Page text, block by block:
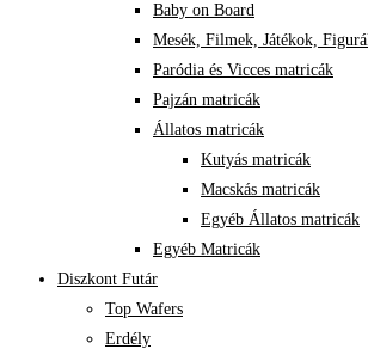
Baby on Board
Mesék, Filmek, Játékok,
Paródia és Vicces matricák
Pajzán matricák
Állatos matricák
Kutyás matricák
Macskás matricák
Egyéb Állatos matricák
Egyéb Matricák
Diszkont Futár
Top Wafers
Erdély